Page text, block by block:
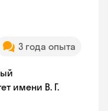
3 года опыта
имени В. Г.